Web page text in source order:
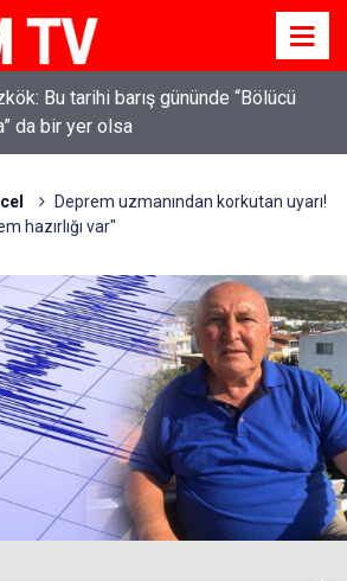
Bu tarihi barış gününde “Bölücü
da bir yer olsa
Deprem uzmanından korkutan uyarı!
hazırlığı var"